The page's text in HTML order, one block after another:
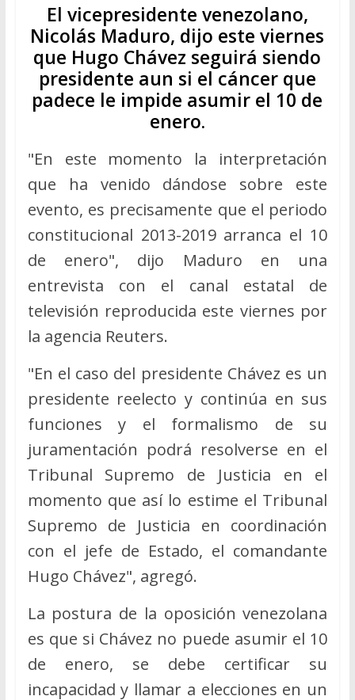
El vicepresidente venezolano,
Nicolás Maduro, dijo este viernes
que Hugo Chávez seguirá siendo
presidente aun si el cáncer que
padece le impide asumir el 10 de
enero.
"En este momento la interpretación
que ha venido dándose sobre este
evento, es precisamente que el periodo
constitucional 2013-2019 arranca el 10
de enero", dijo Maduro en una
entrevista con el canal estatal de
televisión reproducida este viernes por
la agencia Reuters.
"En el caso del presidente Chávez es un
presidente reelecto y continúa en sus
funciones y el formalismo de su
juramentación podrá resolverse en el
Tribunal Supremo de Justicia en el
momento que así lo estime el Tribunal
Supremo de Justicia en coordinación
con el jefe de Estado, el comandante
Hugo Chávez", agregó.
La postura de la oposición venezolana
es que si Chávez no puede asumir el 10
de enero, se debe certificar su
incapacidad y llamar a elecciones en un